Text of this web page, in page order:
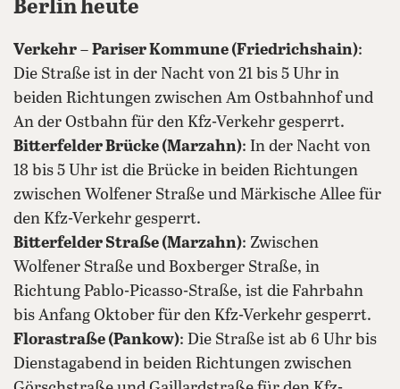
Berlin heute
Verkehr – Pariser Kommune (Friedrichshain):
Die Straße ist in der Nacht von 21 bis 5 Uhr in
beiden Richtungen zwischen Am Ostbahnhof und
An der Ostbahn für den Kfz-Verkehr gesperrt.
Bitterfelder Brücke (Marzahn): In der Nacht von
18 bis 5 Uhr ist die Brücke in beiden Richtungen
zwischen Wolfener Straße und Märkische Allee für
den Kfz-Verkehr gesperrt.
Bitterfelder Straße (Marzahn): Zwischen
Wolfener Straße und Boxberger Straße, in
Richtung Pablo-Picasso-Straße, ist die Fahrbahn
bis Anfang Oktober für den Kfz-Verkehr gesperrt.
Florastraße (Pankow): Die Straße ist ab 6 Uhr bis
Dienstagabend in beiden Richtungen zwischen